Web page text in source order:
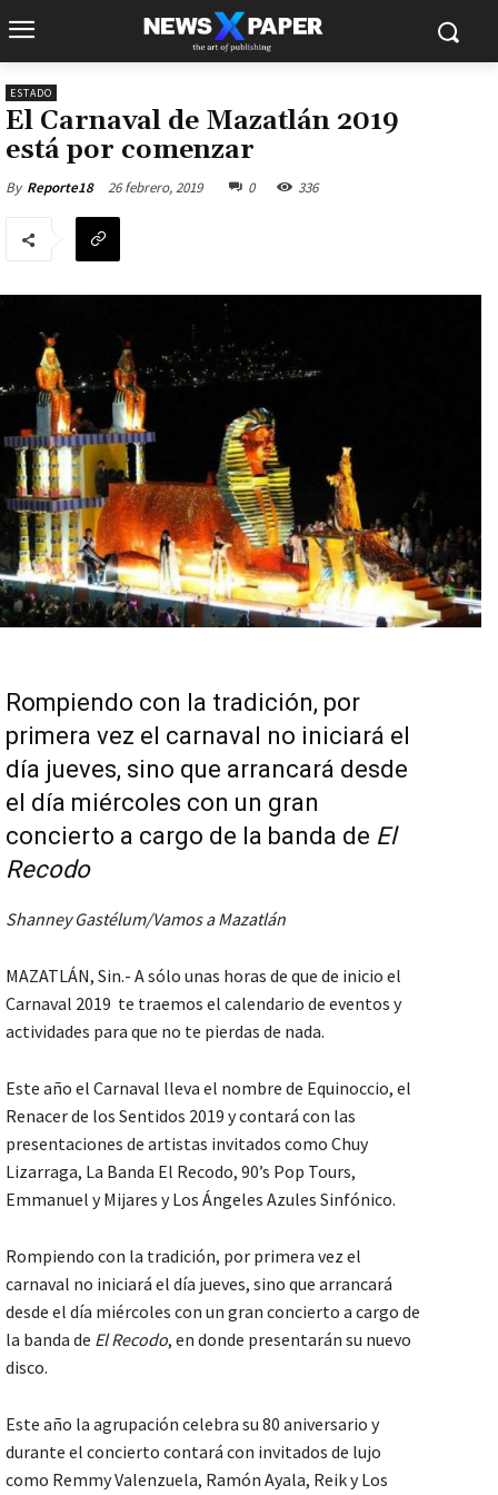
ESTADO
El Carnaval de Mazatlán 2019
está por comenzar
By Reporte18 26 febrero, 2019 0 336
Rompiendo con la tradición, por
primera vez el carnaval no iniciará el
día jueves, sino que arrancará desde
el día miércoles con un gran
concierto a cargo de la banda de El
Recodo
Shanney Gastélum/Vamos a Mazatlán
MAZATLÁN, Sin.- A sólo unas horas de que de inicio el
Carnaval 2019 te traemos el calendario de eventos y
actividades para que no te pierdas de nada.
Este año el Carnaval lleva el nombre de Equinoccio, el
Renacer de los Sentidos 2019 y contará con las
presentaciones de artistas invitados como Chuy
Lizarraga, La Banda El Recodo, 90’s Pop Tours,
Emmanuel y Mijares y Los Ángeles Azules Sinfónico.
Rompiendo con la tradición, por primera vez el
carnaval no iniciará el día jueves, sino que arrancará
desde el día miércoles con un gran concierto a cargo de
la banda de El Recodo, en donde presentarán su nuevo
disco.
Este año la agrupación celebra su 80 aniversario y
durante el concierto contará con invitados de lujo
como Remmy Valenzuela, Ramón Ayala, Reik y Los